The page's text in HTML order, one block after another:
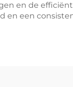
en de
en een